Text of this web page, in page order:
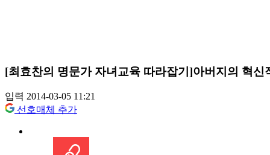
[최효찬의 명문가 자녀교육 따라잡기]아버지의 혁
입력 2014-03-05 11:21
선호매체 추가